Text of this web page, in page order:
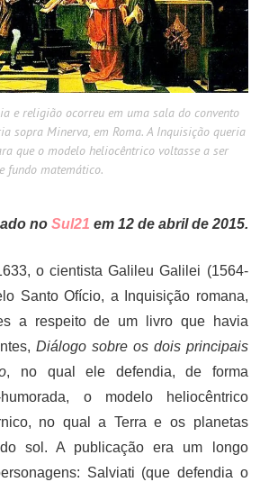
e religião ocorreu em uma sala do convento
sopra Minerva, em Roma. A Inquisição queria
que o modelo heliocêntrico voltasse a ser
fundo matemático.
no Sul21 em 12 de abril de 2015.
o cientista Galileu Galilei (1564-
Santo Ofício, a Inquisição romana,
a respeito de um livro que havia
Diálogo sobre os dois principais
, no qual ele defendia, de forma
o modelo heliocêntrico
no qual a Terra e os planetas
sol. A publicação era um longo
Salviati (que defendia o